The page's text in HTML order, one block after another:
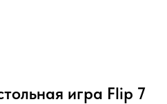
игра Flip 7